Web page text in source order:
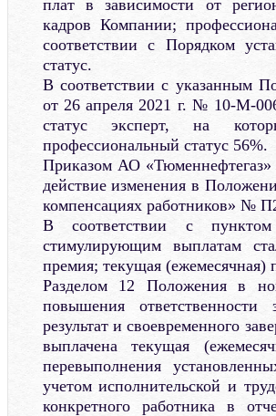
плат в зависимости от
кадров Компании;
соответствии с Порядком
статус.
В соответствии с указанным
от 26 апреля 2021 г. № 10-М-
статус эксперт, на
профессиональный статус 56%.
Приказом АО
действие изменения в
компенсациях работников» №
В соответствии с
стимулирующим выплатам
премия; текущая (ежемесячная)
Разделом 12 Положения в
повышения
результат и своевременного
выплачена текущая
перевыполнения
учетом исполнительской и
конкретного работника в